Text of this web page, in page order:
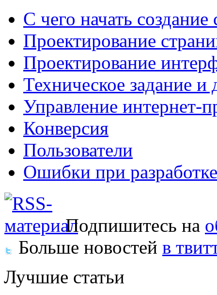
С чего начать создание
Проектирование
Проектирование
Техническое задание и
Управление интернет-
Конверсия
Пользователи
Ошибки при
Подпишитесь на
Больше новостей в
Лучшие статьи